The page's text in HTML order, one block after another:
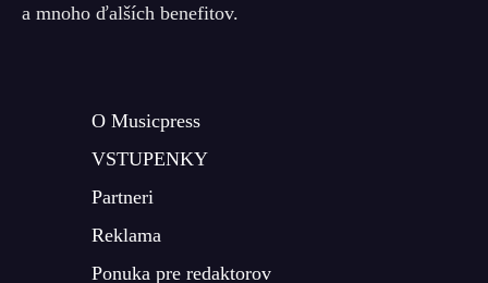
a mnoho ďalších benefitov.
O Musicpress
VSTUPENKY
Partneri
Reklama
Ponuka pre redaktorov